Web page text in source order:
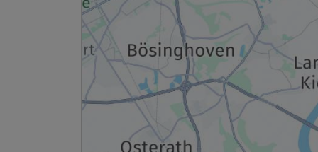
Doppelzimmer Superior
2 Erwachsene